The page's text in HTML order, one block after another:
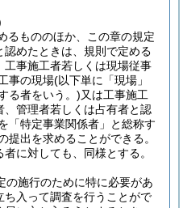
るもののほか、この章の規定
めたときは、規則で定める
工事施工者若しくは現場従事
事の現場(以下単に「現場」
る者をいう。)又は工事施工
、管理者若しくは占有者と認
「特定事業関係者」と総称す
提出を求めることができる。
に対しても、同様とする。
の施行のために特に必要があ
入って調査を行うことがで